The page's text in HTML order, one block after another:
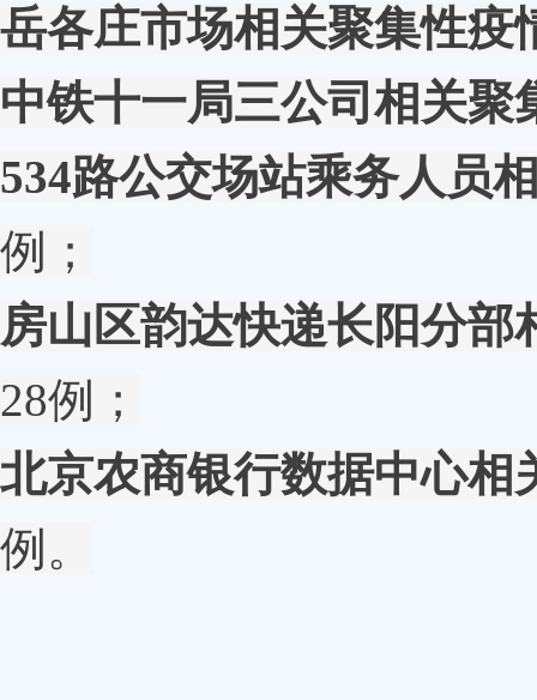
岳各庄市场相关聚集性疫
中铁十一局三公司相关聚
534路公交场站乘务人员
例；
房山区韵达快递长阳分部
28例；
北京农商银行数据中心相
例。